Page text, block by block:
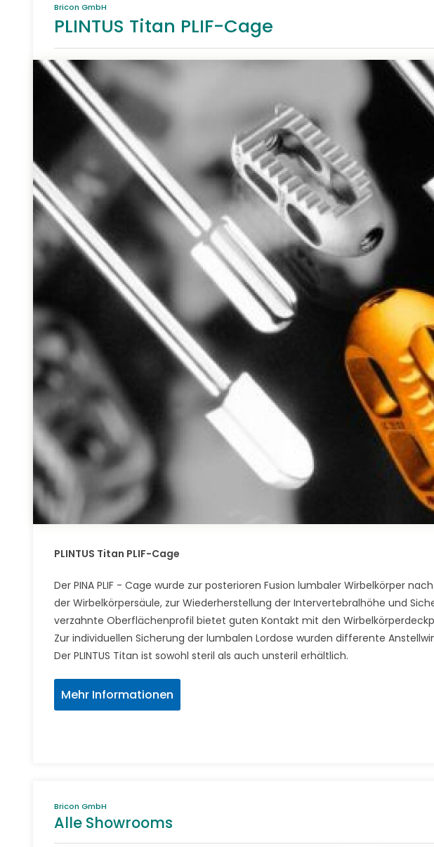
Bricon GmbH
PLINTUS Titan PLIF-Cage
PLINTUS Titan PLIF-Cage
Der PINA PLIF - Cage wurde zur posterioren Fusion lumbaler Wirbelkörper
der Wirbelkörpersäule, zur Wiederherstellung der Intervertebralhöhe und
verzahnte Oberflächenprofil bietet guten Kontakt mit den
Zur individuellen Sicherung der lumbalen Lordose wurden differente
Der PLINTUS Titan ist sowohl steril als auch unsteril erhältlich.
Mehr Informationen
Bricon GmbH
Alle Showrooms